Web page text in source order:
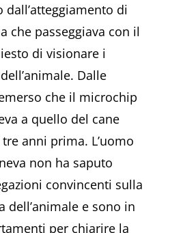
dall’atteggiamento di
che passeggiava con il
di visionare i
Dalle
che il microchip
a quello del cane
anni prima. L’uomo
non ha saputo
convincenti sulla
dell’animale e sono in
per chiarire la